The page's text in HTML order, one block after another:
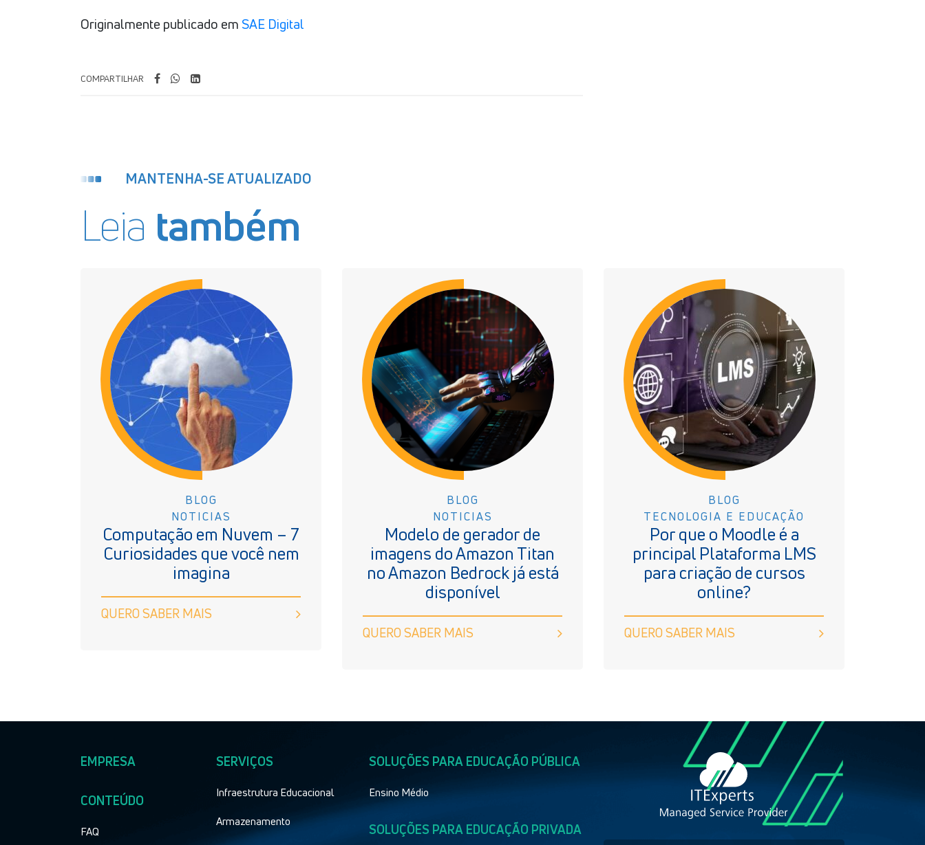
Originalmente publicado em SAE Digital
COMPARTILHAR
MANTENHA-SE ATUALIZADO
Leia também
BLOG
NOTICIAS
Computação em Nuvem – 7
Curiosidades que você nem
imagina
QUERO SABER MAIS
BLOG
NOTICIAS
Modelo de gerador de
imagens do Amazon Titan
no Amazon Bedrock já está
disponível
QUERO SABER MAIS
BLOG
TECNOLOGIA E EDUCAÇÃO
Por que o Moodle é a
principal Plataforma LMS
para criação de cursos
online?
QUERO SABER MAIS
EMPRESA
CONTEÚDO
FAQ
SERVIÇOS
Infraestrutura Educacional
Armazenamento
SOLUÇÕES PARA EDUCAÇÃO PÚBLICA
Ensino Médio
SOLUÇÕES PARA EDUCAÇÃO PRIVADA